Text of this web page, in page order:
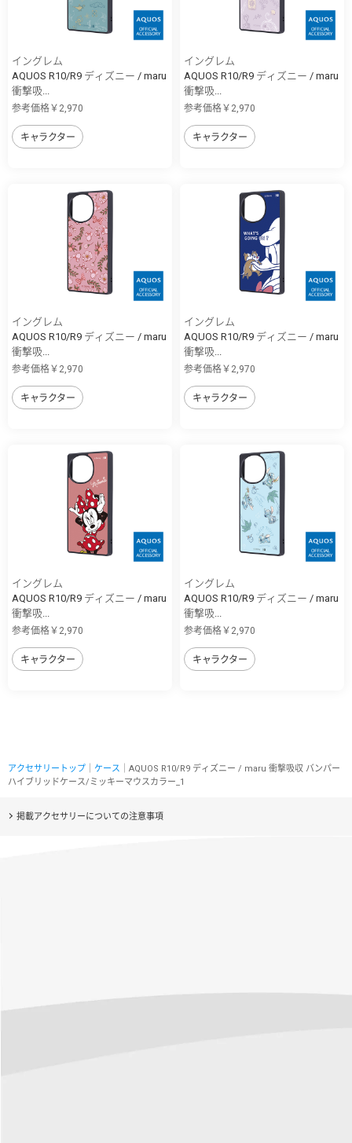
イングレム
AQUOS R10/R9 ディズニー / maru
衝撃吸...
参考価格￥2,970
キャラクター
イングレム
AQUOS R10/R9 ディズニー / maru
衝撃吸...
参考価格￥2,970
キャラクター
イングレム
AQUOS R10/R9 ディズニー / maru
衝撃吸...
参考価格￥2,970
キャラクター
イングレム
AQUOS R10/R9 ディズニー / maru
衝撃吸...
参考価格￥2,970
キャラクター
イングレム
AQUOS R10/R9 ディズニー / maru
衝撃吸...
参考価格￥2,970
キャラクター
イングレム
AQUOS R10/R9 ディズニー / maru
衝撃吸...
参考価格￥2,970
キャラクター
アクセサリートップ ケース ｜AQUOS R10/R9 ディズニー / maru 衝撃吸収 バンパー
ハイブリッドケース/ミッキーマウスカラー_1
掲載アクセサリーについての注意事項